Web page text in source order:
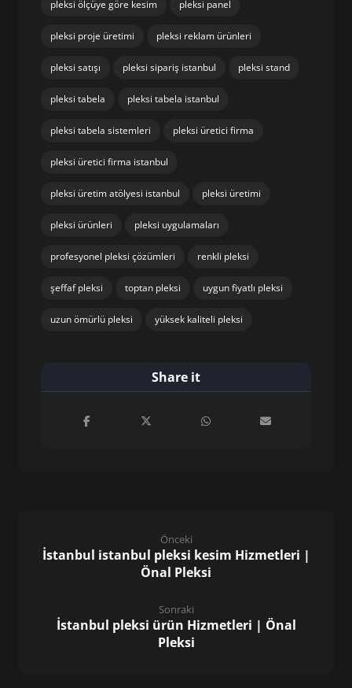
pleksi dekoratif ürünler pleksi endüstriyel kullanım
pleksi firması pleksi fiyatları
pleksi fiyatları istanbul pleksi imalat istanbul
pleksi imalatı pleksi istanbul pleksi kesim
pleksi kesim istanbul pleksi levha
pleksi levha fiyatları pleksi levha satan yerler
pleksi ölçüye göre kesim pleksi panel
pleksi proje üretimi pleksi reklam ürünleri
pleksi satışı pleksi sipariş istanbul pleksi stand
pleksi tabela pleksi tabela istanbul
pleksi tabela sistemleri pleksi üretici firma
pleksi üretim atölyesi istanbul
pleksi ürünleri pleksi uygulamaları